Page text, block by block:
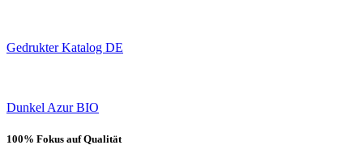
Gedrukter Katalog DE
Dunkel Azur BIO
100% Fokus auf Qualität